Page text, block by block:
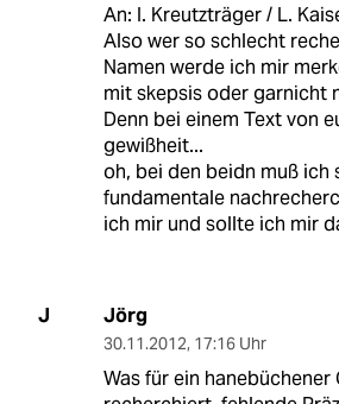
An: I. Kreutzträger / L.
Also wer so schlecht
Namen werde ich mir
mit skepsis oder garnicht
Denn bei einem Text von
gewißheit...
oh, bei den beidn muß ich
fundamentale
ich mir und sollte ich mir
J Jörg
30.11.2012, 17:16 Uhr
Was für ein